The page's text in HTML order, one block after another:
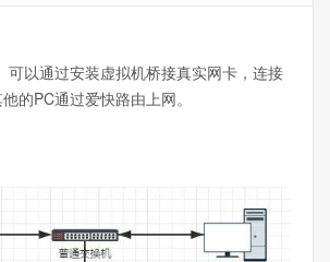
可以通过安装虚拟机桥接真实网卡，连接
的PC通过爱快路由上网。